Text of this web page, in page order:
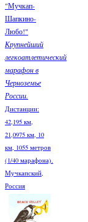
"Мучкап-
Шапкино-
Любо!"
Крупнейший
легкоатлетический
марафон в
Черноземье
России.
Дистанции:
42,195 км,
21,0975 км, 10
км, 1055 метров
(1/40 марафона).
Мучкапский,
Россия